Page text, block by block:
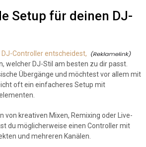
Setup für deinen DJ-
Controller entscheidest,
welcher DJ-Stil am besten zu dir passt.
Übergänge und möchtest vor allem mit
oft ein einfacheres Setup mit
von kreativen Mixen, Remixing oder Live-
du möglicherweise einen Controller mit
und mehreren Kanälen.